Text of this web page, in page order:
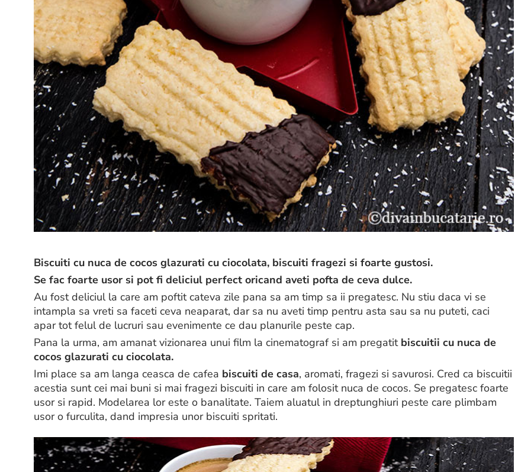
Biscuiti cu nuca de cocos glazurati cu ciocolata, biscuiti fragezi si foarte gustosi.
Se fac foarte usor si pot fi deliciul perfect oricand aveti pofta de ceva dulce.
Au fost deliciul la care am poftit cateva zile pana sa am timp sa ii pregatesc. Nu stiu daca vi se
intampla sa vreti sa faceti ceva neaparat, dar sa nu aveti timp pentru asta sau sa nu puteti, caci
apar tot felul de lucruri sau evenimente ce dau planurile peste cap.
Pana la urma, am amanat vizionarea unui film la cinematograf si am pregatit biscuitii cu nuca de
cocos glazurati cu ciocolata.
Imi place sa am langa ceasca de cafea biscuiti de casa, aromati, fragezi si savurosi. Cred ca biscuitii
acestia sunt cei mai buni si mai fragezi biscuiti in care am folosit nuca de cocos. Se pregatesc foarte
usor si rapid. Modelarea lor este o banalitate. Taiem aluatul in dreptunghiuri peste care plimbam
usor o furculita, dand impresia unor biscuiti spritati.